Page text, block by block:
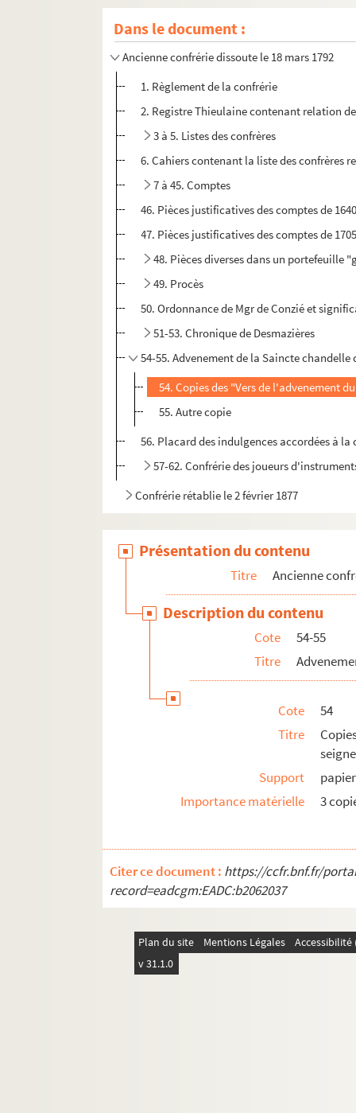
Dans le document :
Ancienne confrérie dissoute le 18 mars 1792
1. Règlement de la confrérie
2. Registre Thieulaine contenant relation
3 à 5. Listes des confrères
6. Cahiers contenant la liste des confrères
7 à 45. Comptes
46. Pièces justificatives des comptes de
47. Pièces justificatives des comptes de
48. Pièces diverses dans un portefeuille
49. Procès
50. Ordonnance de Mgr de Conzié et
51-53. Chronique de Desmazières
54-55. Advenement de la Saincte chandelle
54. Copies des "Vers de l'advenement
55. Autre copie
56. Placard des indulgences accordées à
57-62. Confrérie des joueurs
Confrérie rétablie le 2 février 1877
Présentation du contenu
Titre Ancienne
Description du contenu
Cote
54-55
Titre
Cote
54
Titre
Support
Importance matérielle
3
Citer ce document : https://ccfr.bnf.fr/
record=eadcgm:EADC:b2062037
Plan du site Mentions Légales
v 31.1.0